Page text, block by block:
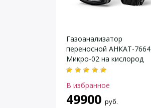
Газоанализатор
переносной АНКАТ-7664
Микро-02 на кислород
(O2), сероводород (H2S)
В избранное
49900 руб.